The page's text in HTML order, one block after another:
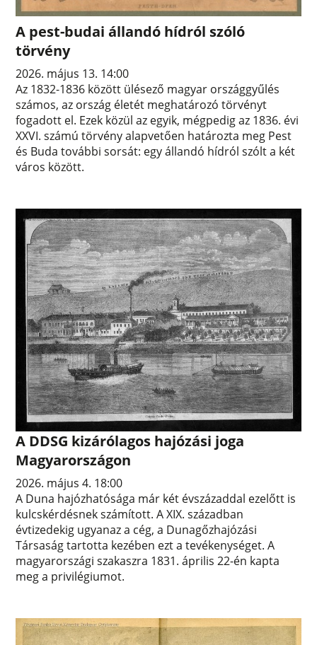
A pest-budai állandó hídról szóló
törvény
2026. május 13. 14:00
Az 1832-1836 között ülésező magyar országgyűlés
számos, az ország életét meghatározó törvényt
fogadott el. Ezek közül az egyik, mégpedig az 1836. évi
XXVI. számú törvény alapvetően határozta meg Pest
és Buda további sorsát: egy állandó hídról szólt a két
város között.
A DDSG kizárólagos hajózási joga
Magyarországon
2026. május 4. 18:00
A Duna hajózhatósága már két évszázaddal ezelőtt is
kulcskérdésnek számított. A XIX. században
évtizedekig ugyanaz a cég, a Dunagőzhajózási
Társaság tartotta kezében ezt a tevékenységet. A
magyarországi szakaszra 1831. április 22-én kapta
meg a privilégiumot.